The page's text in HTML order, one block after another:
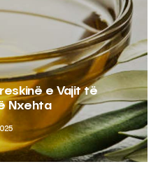
e Vajit të
Nxehta